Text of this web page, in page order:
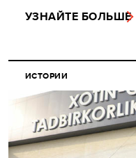
УЗНАЙТЕ БОЛЬШЕ
ИСТОРИИ